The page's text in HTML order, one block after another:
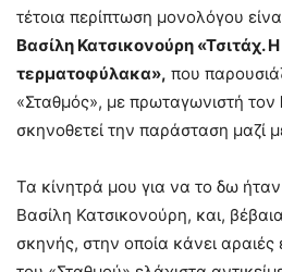
τέτοια περίπτωση μονολόγου
Βασίλη Κατσικονούρη «Τσιτάχ.
τερματοφύλακα», που
«Σταθμός», με πρωταγωνιστή τον
σκηνοθετεί την παράσταση μαζί
Τα κίνητρά μου για να το δω
Βασίλη Κατσικονούρη, και,
σκηνής, στην οποία κάνει αραιές